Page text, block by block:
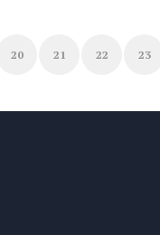
20 21 22 23